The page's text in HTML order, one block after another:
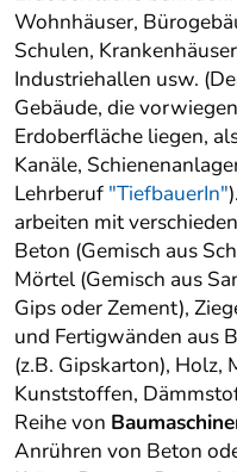
Wohnhäuser,
Schulen,
Industriehallen usw.
Gebäude, die
Erdoberfläche liegen,
Kanäle,
Lehrberuf "TiefbauerIn"
arbeiten mit
Beton (Gemisch aus
Mörtel (Gemisch aus
Gips oder Zement),
und Fertigwänden aus
(z.B. Gipskarton), Holz,
Kunststoffen,
Reihe von
Anrühren von Beton